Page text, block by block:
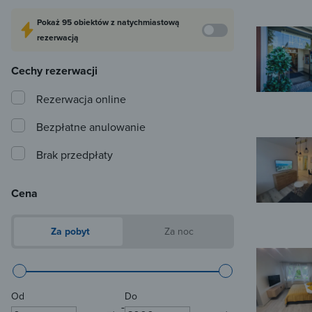
Pokaż95 obiektówz natychmiastową
rezerwacją
Cechy rezerwacji
Rezerwacja online
Bezpłatne anulowanie
Brak przedpłaty
Cena
Za pobyt Za noc
Od
-
Do